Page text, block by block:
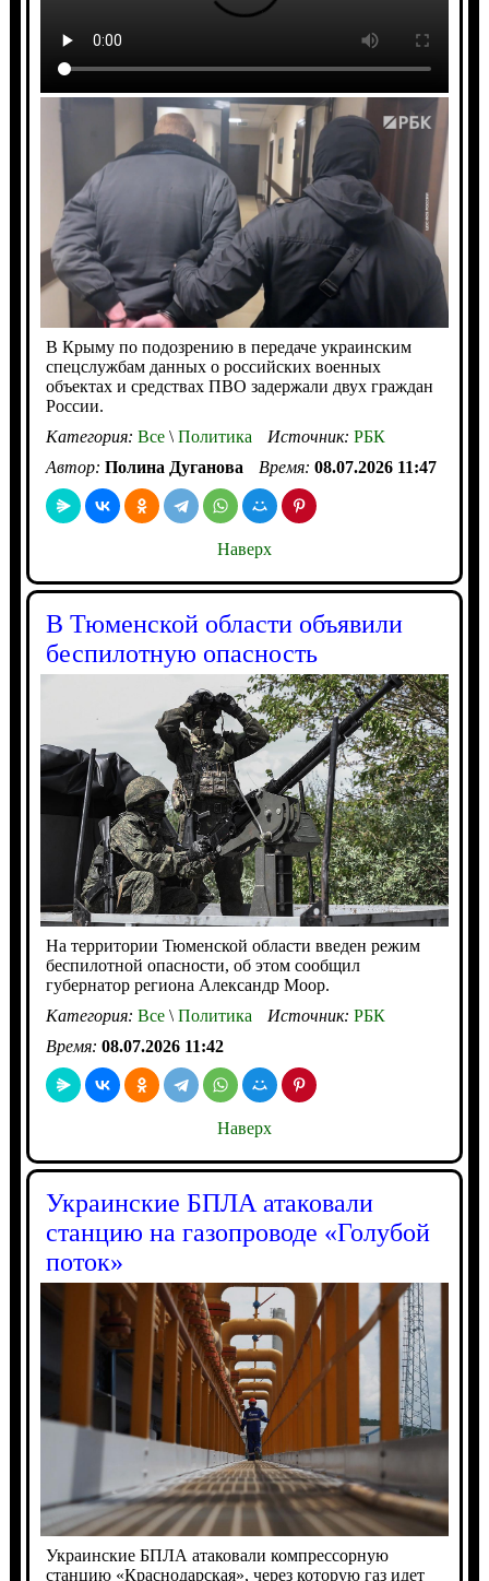
В Крыму по подозрению в передаче украинским
спецслужбам данных о российских военных
объектах и средствах ПВО задержали двух граждан
России.
Категория: Все\Политика Источник: РБК
Автор: Полина Дуганова Время: 08.07.2026 11:47
Наверх
В Тюменской области объявили
беспилотную опасность
На территории Тюменской области введен режим
беспилотной опасности, об этом сообщил
губернатор региона Александр Моор.
Категория: Все\Политика Источник: РБК
Время: 08.07.2026 11:42
Наверх
Украинские БПЛА атаковали
станцию на газопроводе «Голубой
поток»
Украинские БПЛА атаковали компрессорную
станцию «Краснодарская», через которую газ идет